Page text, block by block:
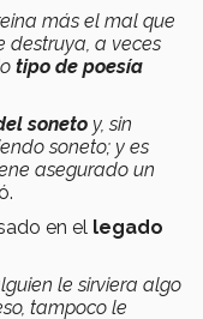
más el mal que
destruya, a veces
tipo de poesía
soneto y, sin
soneto; y es
asegurado un
en el legado
le sirviera algo
tampoco le